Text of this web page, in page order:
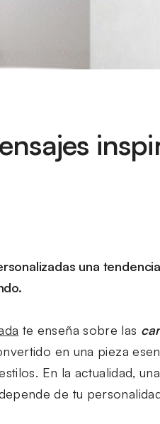
una
te enseña sobre las
en una pieza
En la actualidad,
de tu